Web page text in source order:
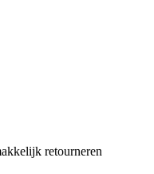
retourneren